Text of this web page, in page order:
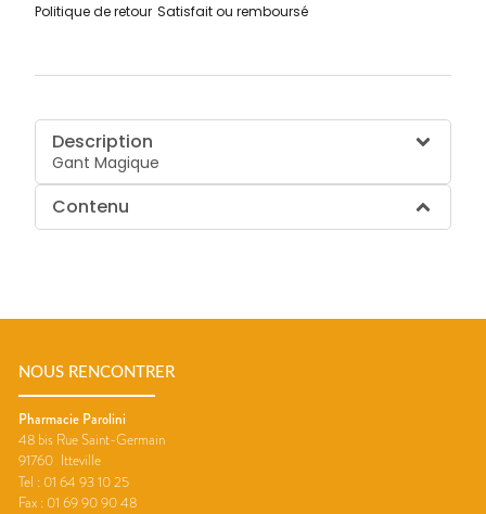
Politique de retour Satisfait ou remboursé
Description
Gant Magique
Contenu
NOUS RENCONTRER
Pharmacie Parolini
48 bis Rue Saint-Germain
91760 Itteville
Tel : 01 64 93 10 25
Fax : 01 69 90 90 48